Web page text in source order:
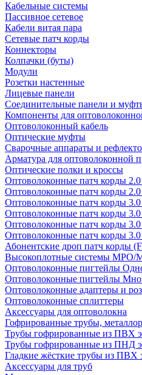
Кабельные системы
Пассивное сетевое
Кабели витая пара
Сетевые патч корды
Коннекторы
Колпачки (буты)
Модули
Розетки настенные
Лицевые панели
Соединительные панели и
Компоненты для
Оптоволоконный кабель
Оптические муфты
Сварочные аппараты и
Арматура для оптоволоконной
Оптические полки и кроссы
Оптоволоконные патч корды
Оптоволоконные патч корды
Оптоволоконные патч корды
Оптоволоконные патч корды
Оптоволоконные патч корды
Оптоволоконные патч корды
Абонентские дроп патч корды
Высокоплотные системы MPO/
Оптоволоконные пигтейлы
Оптоволоконные пигтейлы
Оптоволоконные адаптеры и
Оптоволоконные сплиттеры
Аксессуары для оптоволокна
Гофрированные трубы,
Трубы гофрированные из ПВХ
Трубы гофрированные из ПНД
Гладкие жёсткие трубы из ПВХ
Аксессуары для труб